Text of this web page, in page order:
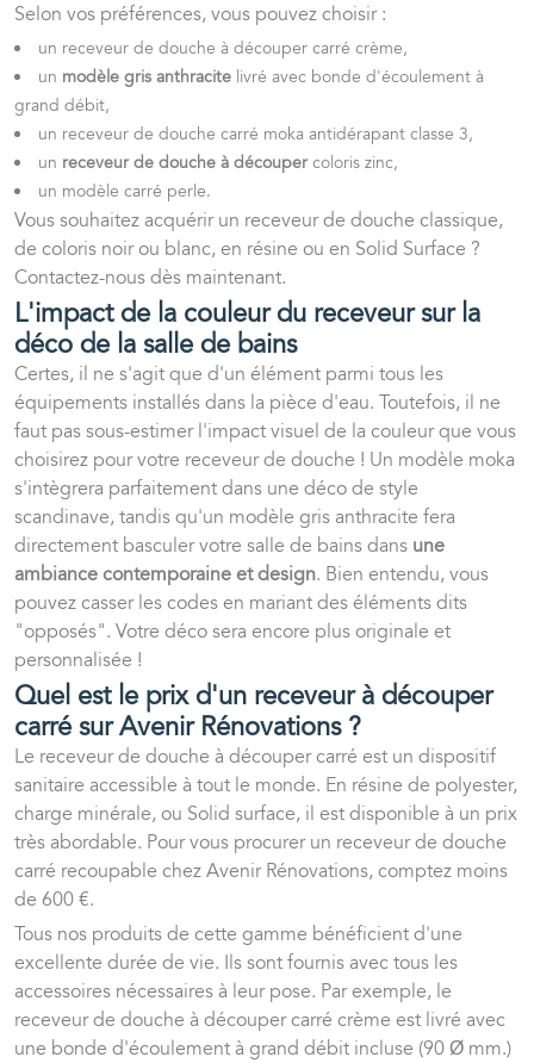
Selon vos préférences, vous pouvez choisir :
un receveur de douche à découper carré crème,
un modèle gris anthracite livré avec bonde d'écoulement à
grand débit,
un receveur de douche carré moka antidérapant classe 3,
un receveur de douche à découpercoloris zinc,
un modèle carré perle.
Vous souhaitez acquérir un receveur de douche classique,
de coloris noir ou blanc, en résine ou en Solid Surface ?
Contactez-nous dès maintenant.
L'impact de la couleur du receveur sur la
déco de la salle de bains
Certes, il ne s'agit que d'un élément parmi tous les
équipements installés dans la pièce d'eau. Toutefois, il ne
faut pas sous-estimer l'impact visuel de la couleur que vous
choisirez pour votre receveur de douche ! Un modèle moka
s'intègrera parfaitement dans une déco de style
scandinave, tandis qu'un modèle gris anthracite fera
directement basculer votre salle de bains dans une
ambiance contemporaine et design. Bien entendu, vous
pouvez casser les codes en mariant des éléments dits
"opposés". Votre déco sera encore plus originale et
personnalisée !
Quel est le prix d'un receveur à découper
carré sur Avenir Rénovations ?
Le receveur de douche à découper carré est un dispositif
sanitaire accessible à tout le monde. En résine de polyester,
charge minérale, ou Solid surface, il est disponible à un prix
très abordable. Pour vous procurer un receveur de douche
carré recoupable chez Avenir Rénovations, comptez moins
de 600 €.
Tous nos produits de cette gamme bénéficient d'une
excellente durée de vie. Ils sont fournis avec tous les
accessoires nécessaires à leur pose. Par exemple, le
receveur de douche à découper carré crème est livré avec
une bonde d'écoulement à grand débit incluse (90 Ø mm.)